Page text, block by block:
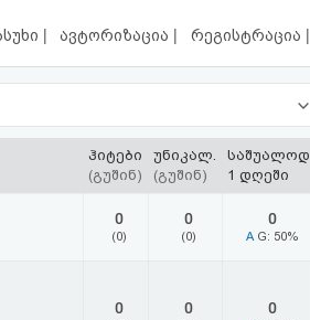
| ავტორიზაცია | რეგისტრაცია |
ჰიტები
(გუშინ)
უნიკალ.
(გუშინ)
საშუალოდ
1 დღეში
0
(0)
0
(0)
0
A G: 50%
0 0 0